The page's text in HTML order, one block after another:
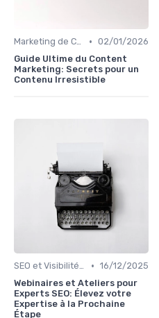
Marketing de Contenu • 02/01/2026
Guide Ultime du Content
Marketing: Secrets pour un
Contenu Irresistible
SEO et Visibilité en Ligne • 16/12/2025
Webinaires et Ateliers pour
Experts SEO: Élevez votre
Expertise à la Prochaine
Étape